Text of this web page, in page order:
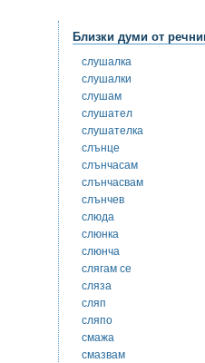
Близки думи от
слушалка
слушалки
слушам
слушател
слушателка
слънце
слънчасам
слънчасвам
слънчев
слюда
слюнка
слюнча
слягам се
сляза
сляп
сляпо
смажа
смазвам